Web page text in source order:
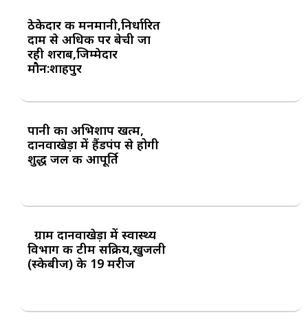
ठेकेदार की मनमानी,निर्धारित
दाम से अधिक पर बेची जा
रही शराब,जिम्मेदार
मौन:शाहपुर
पानी का अभिशाप खत्म,
दानवाखेड़ा में हैंडपंप से होगी
शुद्ध जल की आपूर्ति
ग्राम दानवाखेड़ा में स्वास्थ्य
विभाग की टीम सक्रिय,खुजली
(स्केबीज) के 19 मरीज